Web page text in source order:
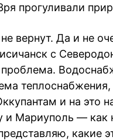
прогуливали
вернут. Да и не
с
проблема.
и на это
Мариуполь — как
какие